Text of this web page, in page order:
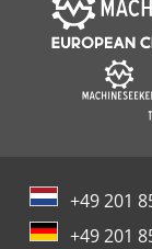
+49 201
+49 201